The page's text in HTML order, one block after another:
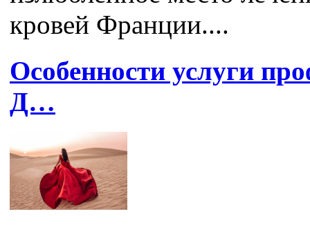
кровей Франции....
Особенности услуги
Д…